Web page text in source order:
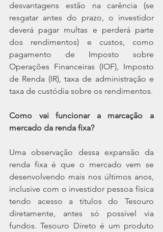
desvantagens estão na carência (se
resgatar antes do prazo, o investidor
deverá pagar multas e perderá parte
dos rendimentos) e custos, como
pagamento de Imposto sobre
Operações Financeiras (IOF), Imposto
de Renda (IR), taxa de administração e
taxa de custódia sobre os rendimentos.
Como vai funcionar a marcação a
mercado da renda fixa?
Uma observação dessa expansão da
renda fixa é que o mercado vem se
desenvolvendo mais nos últimos anos,
inclusive com o investidor pessoa física
tendo acesso a títulos do Tesouro
diretamente, antes só possível via
fundos. Tesouro Direto é um produto